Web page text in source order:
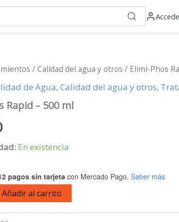
/Calidad del agua y otros / Elimi-Phos
de Agua, Calidad del agua y otros,
Rapid – 500 ml
En existencia
pagos sin tarjeta con Mercado Pago. Saber más
Añadir al carrito